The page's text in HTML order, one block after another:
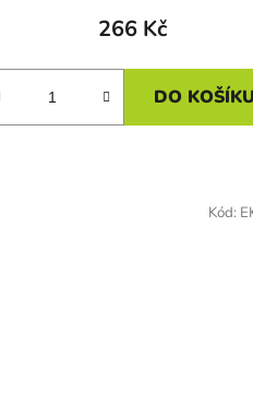
266 Kč
DO KOŠÍKU
Kód: